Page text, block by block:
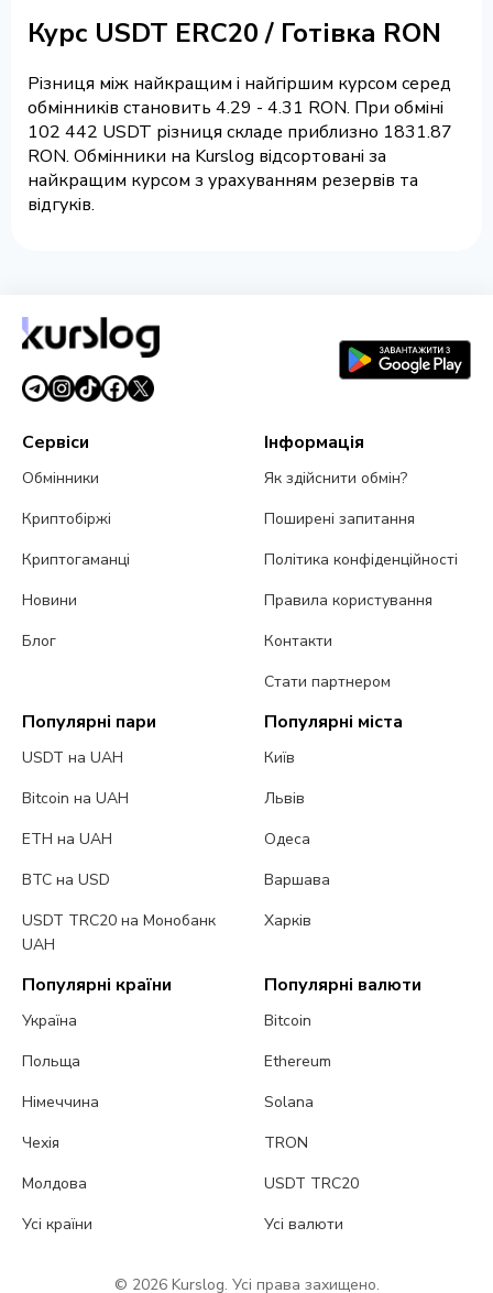
Курс USDT ERC20 / Готівка RON
Різниця між найкращим і найгіршим курсом серед
обмінників становить 4.29 - 4.31 RON. При обміні
102 442 USDT різниця складе приблизно 1831.87
RON. Обмінники на Kurslog відсортовані за
найкращим курсом з урахуванням резервів та
відгуків.
Сервіси
Обмінники
Криптобіржі
Криптогаманці
Новини
Блог
Інформація
Як здійснити обмін?
Поширені запитання
Політика конфіденційності
Правила користування
Контакти
Стати партнером
Популярні пари
USDT на UAH
Bitcoin на UAH
ETH на UAH
BTC на USD
USDT TRC20 на Монобанк
UAH
Популярні міста
Київ
Львів
Одеса
Варшава
Харків
Популярні країни
Україна
Польща
Німеччина
Чехія
Молдова
Усі країни
Популярні валюти
Bitcoin
Ethereum
Solana
TRON
USDT TRC20
Усі валюти
© 2026 Kurslog. Усі права захищено.